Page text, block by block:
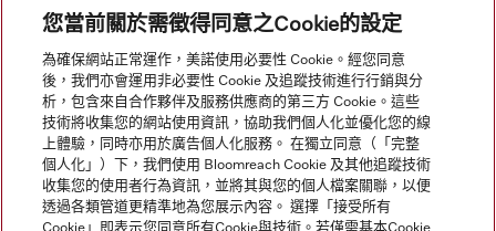
網站導航
服務
您當前關於需徵得同意之Cookie的設定
為確保網站正常運作，美諾使用必要性 Cookie。經您同意
後，我們亦會運用非必要性 Cookie 及追蹤技術進行行銷與分
析，包含來自合作夥伴及服務供應商的第三方 Cookie。這些
技術將收集您的網站使用資訊，協助我們個人化並優化您的線
上體驗，同時亦用於廣告個人化服務。 在獨立同意（「完整
個人化」）下，我們使用 Bloomreach Cookie 及其他追蹤技術
收集您的使用者行為資訊，並將其與您的個人檔案關聯，以便
透過各類管道更精準地為您展示內容。 選擇「接受所有